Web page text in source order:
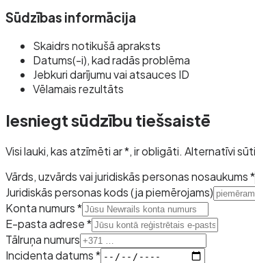
Sūdzības informācija
Skaidrs notikušā apraksts
Datums(-i), kad radās problēma
Jebkuri darījumu vai atsauces ID
Vēlamais rezultāts
Iesniegt sūdzību tiešsaistē
Visi lauki, kas atzīmēti ar *, ir obligāti. Alternatīvi
Vārds, uzvārds vai juridiskās personas nosaukums *
Juridiskās personas kods (ja piemērojams)
Konta numurs *
E-pasta adrese *
Tālruņa numurs
Incidenta datums *